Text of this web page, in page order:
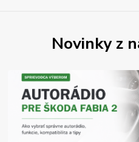
Novinky z